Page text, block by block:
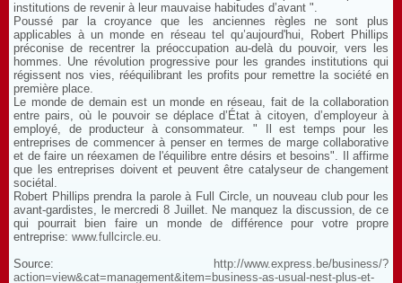
institutions de revenir à leur mauvaise habitudes d’avant ".
Poussé par la croyance que les anciennes règles ne sont plus
applicables à un monde en réseau tel qu’aujourd'hui, Robert Phillips
préconise de recentrer la préoccupation au-delà du pouvoir, vers les
hommes. Une révolution progressive pour les grandes institutions qui
régissent nos vies, rééquilibrant les profits pour remettre la société en
première place.
Le monde de demain est un monde en réseau, fait de la collaboration
entre pairs, où le pouvoir se déplace d’État à citoyen, d’employeur à
employé, de producteur à consommateur. " Il est temps pour les
entreprises de commencer à penser en termes de marge collaborative
et de faire un réexamen de l'équilibre entre désirs et besoins". Il affirme
que les entreprises doivent et peuvent être catalyseur de changement
sociétal.
Robert Phillips prendra la parole à Full Circle, un nouveau club pour les
avant-gardistes, le mercredi 8 Juillet. Ne manquez la discussion, de ce
qui pourrait bien faire un monde de différence pour votre propre
entreprise: www.fullcircle.eu.
Source:
http://www.express.be/business/?
action=view&cat=management&item=business-as-usual-nest-plus-et-